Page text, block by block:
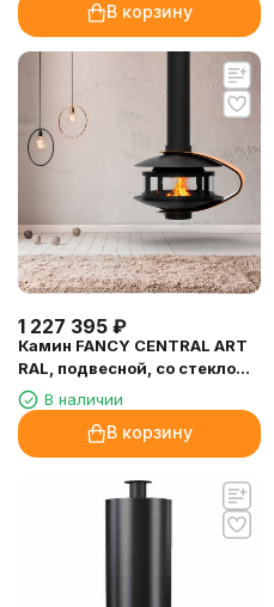
В корзину
1 227 395 ₽
Камин FANCY CENTRAL ART
RAL, подвесной, со стеклом
(Traforart)
В наличии
В корзину